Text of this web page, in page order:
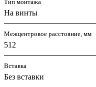
Тип монтажа
На винты
Межцентровое расстояние, мм
512
Вставка
Без вставки